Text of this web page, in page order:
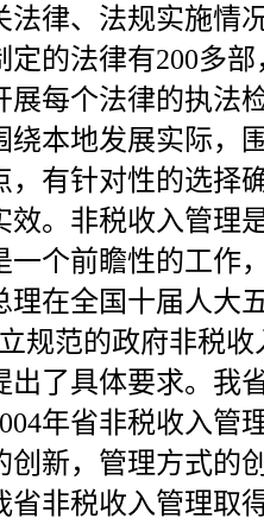
法律、法规实施情
定的法律有200多
展每个法律的执法
绕本地发展实际，
，有针对性的选择
效。非税收入管理
一个前瞻性的工作
理在全国十届人大
规范的政府非税
出了具体要求。我
年省非税收入管
创新，管理方式的
省非税收入管理取